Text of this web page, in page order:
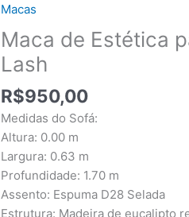
Macas
Maca de Estética
Lash
R$950,00
Medidas do Sofá:
Altura: 0.00 m
Largura: 0.63 m
Profundidade: 1.70 m
Assento: Espuma D28 Selada
Estrutura: Madeira de eucalipto
Estética
para
Massagem
Cílios
Fixa
Lash
quantidade